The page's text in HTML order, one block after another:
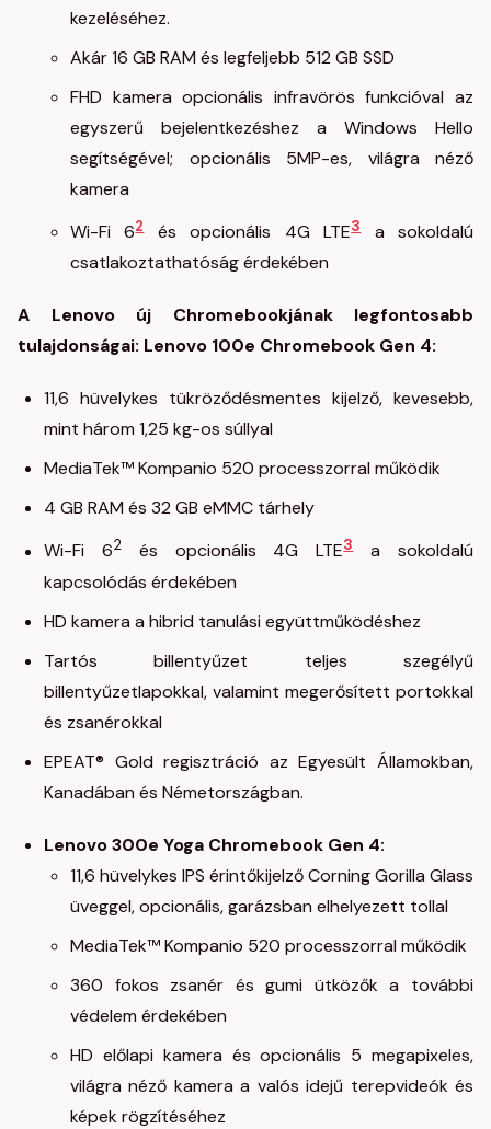
kezeléséhez.
Akár 16 GB RAM és legfeljebb 512 GB SSD
FHD kamera opcionális infravörös funkcióval az
egyszerű bejelentkezéshez a Windows Hello
segítségével; opcionális 5MP-es, világra néző
kamera
Wi-Fi 62és opcionális 4G LTE3a sokoldalú
csatlakoztathatóság érdekében
A Lenovo új Chromebookjának legfontosabb
tulajdonságai: Lenovo 100e Chromebook Gen 4:
11,6 hüvelykes tükröződésmentes kijelző, kevesebb,
mint három 1,25 kg-os súllyal
MediaTek™ Kompanio 520 processzorral működik
4 GB RAM és 32 GB eMMC tárhely
Wi-Fi 62és opcionális 4G LTE3a sokoldalú
kapcsolódás érdekében
HD kamera a hibrid tanulási együttműködéshez
Tartós billentyűzet teljes szegélyű
billentyűzetlapokkal, valamint megerősített portokkal
és zsanérokkal
EPEAT® Gold regisztráció az Egyesült Államokban,
Kanadában és Németországban.
Lenovo 300e Yoga Chromebook Gen 4:
11,6 hüvelykes IPS érintőkijelző Corning Gorilla Glass
üveggel, opcionális, garázsban elhelyezett tollal
MediaTek™ Kompanio 520 processzorral működik
360 fokos zsanér és gumi ütközők a további
védelem érdekében
HD előlapi kamera és opcionális 5 megapixeles,
világra néző kamera a valós idejű terepvideók és
képek rögzítéséhez